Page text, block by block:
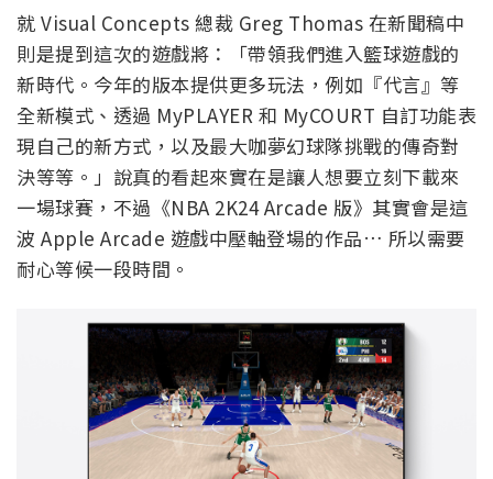
就 Visual Concepts 總裁 Greg Thomas 在新聞稿中
則是提到這次的遊戲將：「帶領我們進入籃球遊戲的
新時代。今年的版本提供更多玩法，例如『代言』等
全新模式、透過 MyPLAYER 和 MyCOURT 自訂功能表
現自己的新方式，以及最大咖夢幻球隊挑戰的傳奇對
決等等。」說真的看起來實在是讓人想要立刻下載來
一場球賽，不過《NBA 2K24 Arcade 版》其實會是這
波 Apple Arcade 遊戲中壓軸登場的作品… 所以需要
耐心等候一段時間。